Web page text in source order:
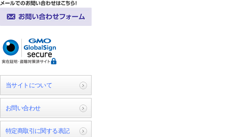
当サイトについて
お問い合わせ
特定商取引に関する表記